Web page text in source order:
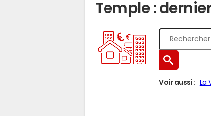
Temple :
Voir aussi :